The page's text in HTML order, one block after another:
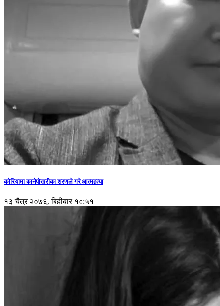
कोरियामा कानेपोखरीका शरणले गरे आत्महत्या
१३ चैत्र २०७६, बिहीबार १०:५१